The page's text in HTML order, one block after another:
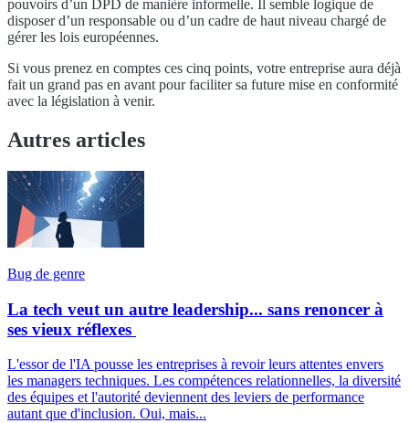
pouvoirs d’un DPD de manière informelle. Il semble logique de
disposer d’un responsable ou d’un cadre de haut niveau chargé de
gérer les lois européennes.
Si vous prenez en comptes ces cinq points, votre entreprise aura déjà
fait un grand pas en avant pour faciliter sa future mise en conformité
avec la législation à venir.
Autres articles
Bug de genre
La tech veut un autre leadership... sans renoncer à
ses vieux réflexes
L'essor de l'IA pousse les entreprises à revoir leurs attentes envers
les managers techniques. Les compétences relationnelles, la diversité
des équipes et l'autorité deviennent des leviers de performance
autant que d'inclusion. Oui, mais...